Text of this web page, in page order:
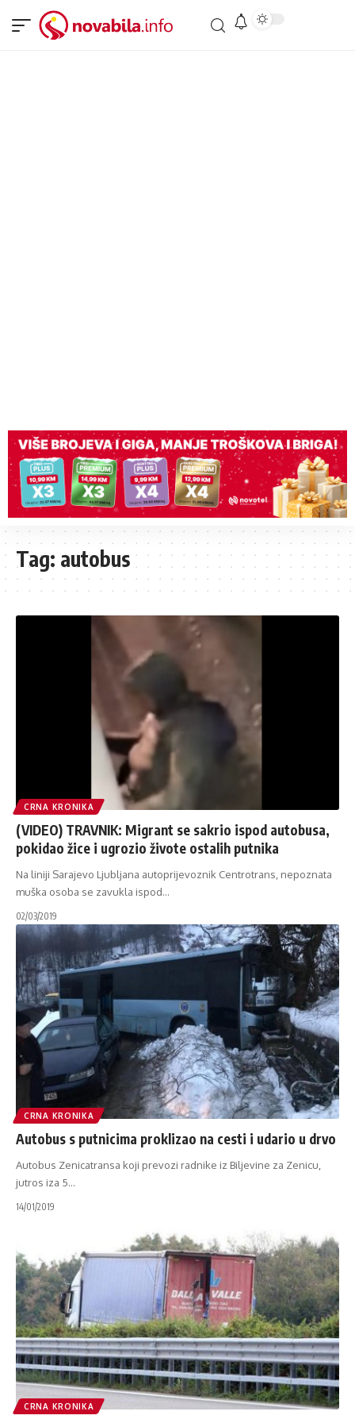
Tag: autobus
CRNA KRONIKA
(VIDEO) TRAVNIK: Migrant se sakrio ispod autobusa,
pokidao žice i ugrozio živote ostalih putnika
Na liniji Sarajevo Ljubljana autoprijevoznik Centrotrans, nepoznata
muška osoba se zavukla ispod…
02/03/2019
CRNA KRONIKA
Autobus s putnicima proklizao na cesti i udario u drvo
Autobus Zenicatransa koji prevozi radnike iz Biljevine za Zenicu,
jutros iza 5…
14/01/2019
CRNA KRONIKA